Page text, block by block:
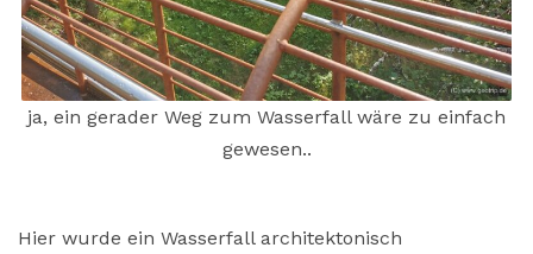
ja, ein gerader Weg zum Wasserfall wäre zu einfach
gewesen..
Hier wurde ein Wasserfall architektonisch